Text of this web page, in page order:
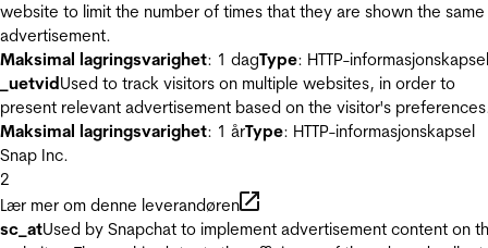
website to limit the number of times that they are shown the same
advertisement.
Maksimal lagringsvarighet: 1 dagType: HTTP-informasjonskapsel
_uetvidUsed to track visitors on multiple websites, in order to
present relevant advertisement based on the visitor's
Maksimal lagringsvarighet: 1 årType: HTTP-informasjonskapsel
Snap Inc.
2
Lær mer om denne leverandøren
sc_atUsed by Snapchat to implement advertisement content on